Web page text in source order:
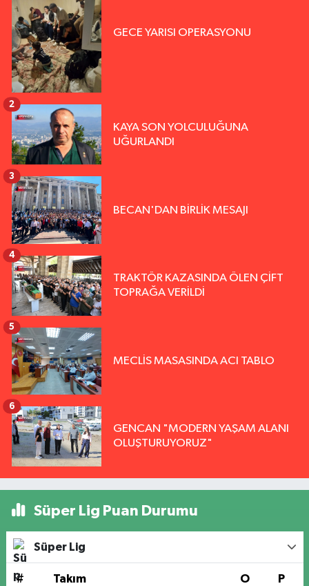
GECE YARISI OPERASYONU
KAYA SON YOLCULUĞUNA
UĞURLANDI
2
BECAN'DAN BİRLİK MESAJI
3
TRAKTÖR KAZASINDA ÖLEN ÇİFT
TOPRAĞA VERİLDİ
4
MECLİS MASASINDA ACI TABLO
5
GENCAN "MODERN YAŞAM ALANI
OLUŞTURUYORUZ"
6
Süper Lig Puan Durumu
Süper Lig
# Takım O P